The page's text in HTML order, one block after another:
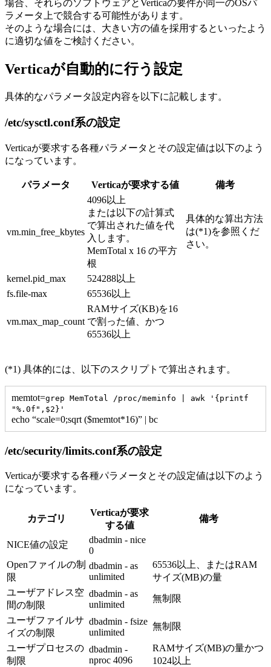
場合、それらのソフトウェアとVerticaの要件が同一のOSパ
ラメータ上で競合する可能性があります。
そのような場合には、大きい方の値を採用するといったよう
に適切な値をご検討ください。
Verticaが自動的に行う設定
具体的なパラメータ設定内容を以下に記載します。
/etc/sysctl.conf系の設定
Verticaが要求する各種パラメータとその設定値は以下のよう
になっています。
パラメータ Verticaが要求する値 備考
vm.min_free_kbytes
4096以上
または以下の計算式
で算出された値を代
入します。
MemTotal x 16 の平方
根
具体的な算出方法
は(*1)を参照くだ
さい。
kernel.pid_max
524288以上
fs.file-max
65536以上
vm.max_map_count
RAMサイズ(KB)を16
で割った値、かつ
65536以上
(*1) 具体的には、以下のスクリプトで算出されます。
memtot=grep MemTotal /proc/meminfo | awk '{printf
"%.0f",$2}'
echo “scale=0;sqrt ($memtot*16)” | bc
/etc/security/limits.conf系の設定
Verticaが要求する各種パラメータとその設定値は以下のよう
になっています。
カテゴリ
Verticaが要求
する値
備考
NICE値の設定
dbadmin - nice
0
Openファイルの制
限
dbadmin - as
unlimited
65536以上、またはRAM
サイズ(MB)の量
ユーザアドレス空
間の制限
dbadmin - as
unlimited
無制限
ユーザファイルサ
イズの制限
dbadmin - fsize
unlimited
無制限
ユーザプロセスの
制限
dbadmin -
nproc 4096
RAMサイズ(MB)の量かつ
1024以上